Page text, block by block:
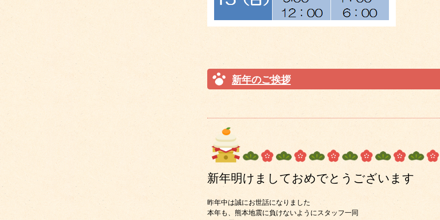
新年のご挨拶
新年明けましておめでとうございます
昨年中は誠にお世話になりました
本年も、熊本地震に負けないようにスタッフ一同